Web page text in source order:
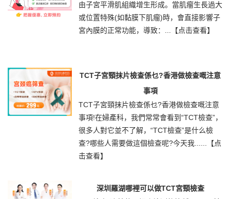
由子宮平滑肌組織增生形成。當肌瘤生長過大
或位置特殊(如黏膜下肌瘤)時，會直接影響子
宮內膜的正常功能，導致：...
【点击查看】
TCT子宮頸抹片檢查係乜?香港做檢查嘅注意
事項
TCT子宮頸抹片檢查係乜?香港做檢查嘅注意
事項!在婦產科，我們常常會看到“TCT檢查”，
很多人對它並不了解，“TCT檢查”是什么檢
查?哪些人需要做這個檢查呢?今天我......
【点
击查看】
深圳羅湖哪裡可以做TCT宮頸檢查